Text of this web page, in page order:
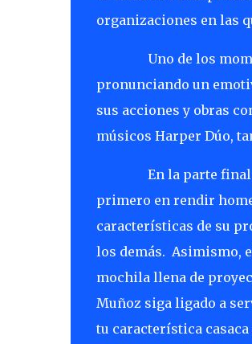
organizaciones en las
Uno de los
pronunciando un
sus acciones y obras
músicos Harper Dúo,
En la parte
primero en rendir
características de su
los demás. Asimismo,
mochila llena de
Muñoz siga ligado a
tu característica casaca